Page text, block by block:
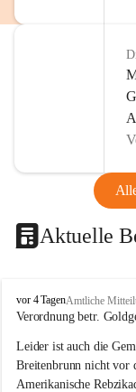
Aktuelle
B
r
i
t
e
vor 4 TagenAmtliche
Verordnung betr.
Leider ist auch die
Breitenbrunn nicht vor
Amerikanische